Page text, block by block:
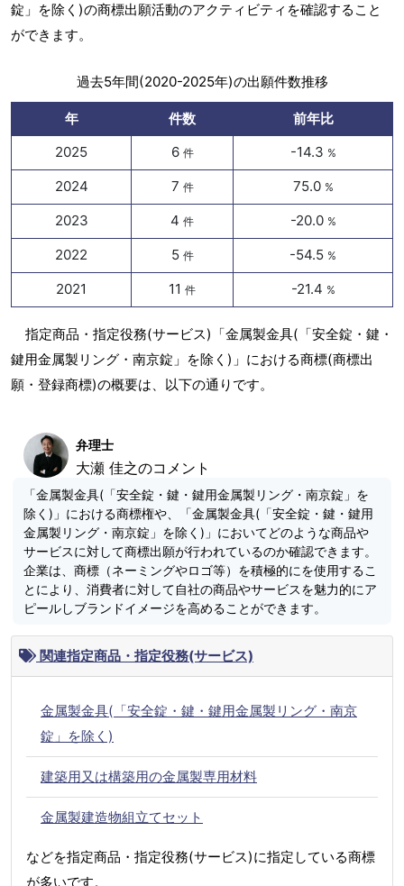
錠」を除く)の商標出願活動のアクティビティを確認すること
ができます。
過去5年間(2020-2025年)の出願件数推移
年 件数
前年比
2025
6 件 -14.3 %
2024 7 件 75.0 %
2023 4 件 -20.0 %
2022 5 件 -54.5 %
2021 11 件 -21.4 %
指定商品・指定役務(サービス)「金属製金具(「安全錠・鍵・
鍵用金属製リング・南京錠」を除く)」における商標(商標出
願・登録商標)の概要は、以下の通りです。
弁理士
大瀬 佳之のコメント
「金属製金具(「安全錠・鍵・鍵用金属製リング・南京錠」を
除く)」における商標権や、「金属製金具(「安全錠・鍵・鍵用
金属製リング・南京錠」を除く)」においてどのような商品や
サービスに対して商標出願が行われているのか確認できます。
企業は、商標（ネーミングやロゴ等）を積極的にを使用するこ
とにより、消費者に対して自社の商品やサービスを魅力的にア
ピールしブランドイメージを高めることができます。
関連指定商品・指定役務(サービス)
金属製金具(「安全錠・鍵・鍵用金属製リング・南京
錠」を除く)
建築用又は構築用の金属製専用材料
金属製建造物組立てセット
などを指定商品・指定役務(サービス)に指定している商標
が多いです。